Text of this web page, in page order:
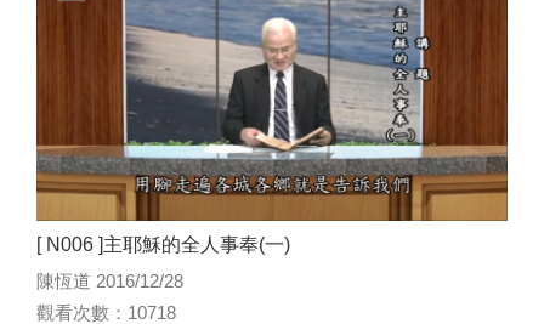
[ N006 ]主耶穌的全人事奉(一)
陳恆道 2016/12/28
觀看次數：10718